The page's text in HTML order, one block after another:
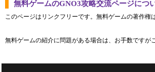
無料ゲームのGNO3攻略交流ページにつ
このページはリンクフリーです。無料ゲームの著作権
無料ゲームの紹介に問題がある場合は、お手数ですが